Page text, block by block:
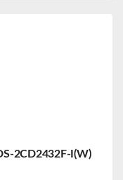
2CD2432F-I(W)